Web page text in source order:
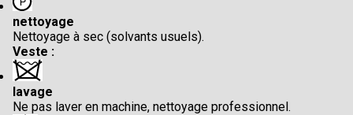
nettoyage
Nettoyage à sec (solvants usuels).
Veste :
lavage
Ne pas laver en machine, nettoyage professionnel.